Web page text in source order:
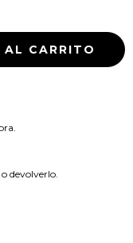
devolverlo.